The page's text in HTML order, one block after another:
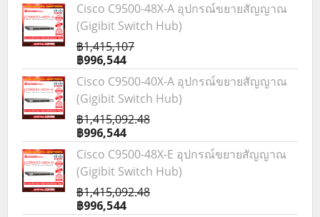
Cisco C9500-48X-A อุปกรณ์ขยายสัญญาณ
(Gigibit Switch Hub)
฿1,415,107
฿996,544
Cisco C9500-40X-A อุปกรณ์ขยายสัญญาณ
(Gigibit Switch Hub)
฿1,415,092.48
฿996,544
Cisco C9500-48X-E อุปกรณ์ขยายสัญญาณ
(Gigibit Switch Hub)
฿1,415,092.48
฿996,544